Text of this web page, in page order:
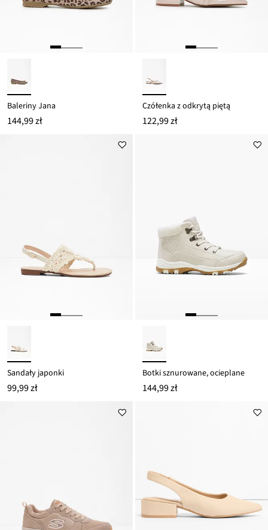
Baleriny Jana
144,99 zł
Czółenka z odkrytą piętą
122,99 zł
Sandały japonki
99,99 zł
Botki sznurowane, ocieplane
144,99 zł